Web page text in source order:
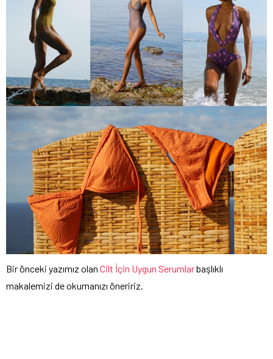
Bir önceki yazımız olan Cilt İçin Uygun Serumlarbaşlıklı
makalemizi de okumanızı öneririz.